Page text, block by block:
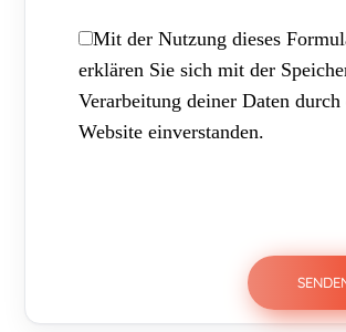
Mit der Nutzung dieses
erklären Sie sich mit der
Verarbeitung deiner Daten durch
Website einverstanden.